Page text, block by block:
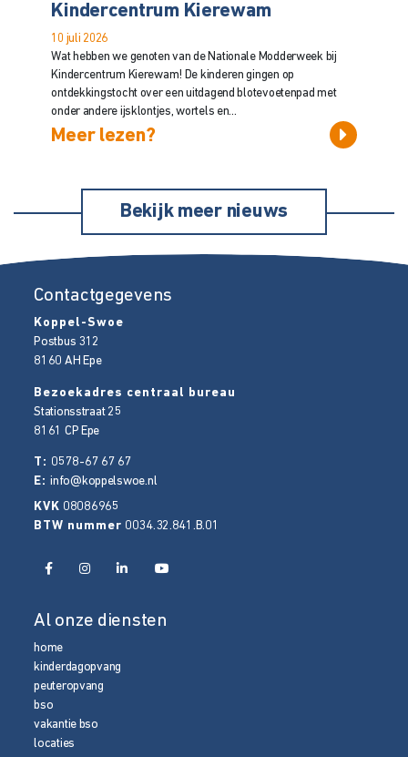
Kindercentrum Kierewam
10 juli 2026
Wat hebben we genoten van de Nationale Modderweek bij
Kindercentrum Kierewam! De kinderen gingen op
ontdekkingstocht over een uitdagend blotevoetenpad met
onder andere ijsklontjes, wortels en...
Meer lezen?
Bekijk meer nieuws
Contactgegevens
Koppel-Swoe
Postbus 312
8160 AH Epe
Bezoekadres centraal bureau
Stationsstraat 25
8161 CP Epe
T: 0578-67 67 67
E:info@koppelswoe.nl
KVK 08086965
BTW nummer 0034.32.841.B.01
Al onze diensten
home
kinderdagopvang
peuteropvang
bso
vakantie bso
locaties